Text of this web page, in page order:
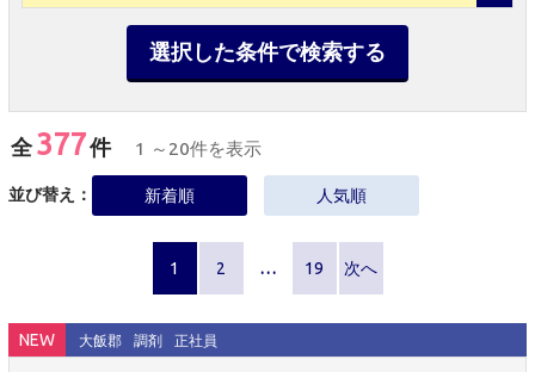
選択した条件で検索する
全377件 1 ～20件を表示
並び替え： 新着順 人気順
1 2 … 19 次へ
NEW 大飯郡 調剤 正社員